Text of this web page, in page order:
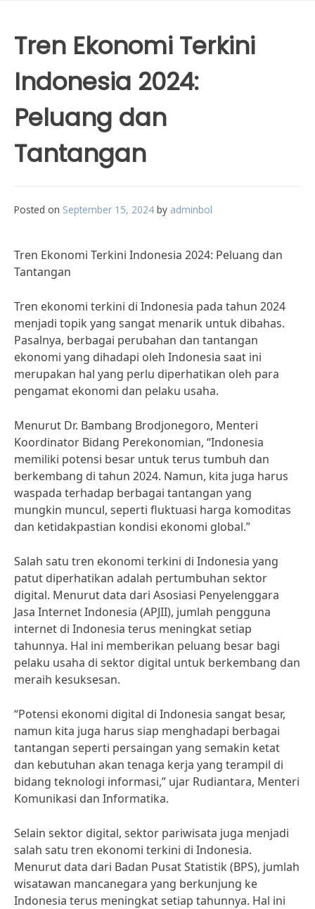
Tren Ekonomi Terkini
Indonesia 2024:
Peluang dan
Tantangan
Posted on September 15, 2024 by adminbol
Tren Ekonomi Terkini Indonesia 2024: Peluang dan
Tantangan
Tren ekonomi terkini di Indonesia pada tahun 2024
menjadi topik yang sangat menarik untuk dibahas.
Pasalnya, berbagai perubahan dan tantangan
ekonomi yang dihadapi oleh Indonesia saat ini
merupakan hal yang perlu diperhatikan oleh para
pengamat ekonomi dan pelaku usaha.
Menurut Dr. Bambang Brodjonegoro, Menteri
Koordinator Bidang Perekonomian, “Indonesia
memiliki potensi besar untuk terus tumbuh dan
berkembang di tahun 2024. Namun, kita juga harus
waspada terhadap berbagai tantangan yang
mungkin muncul, seperti fluktuasi harga komoditas
dan ketidakpastian kondisi ekonomi global.”
Salah satu tren ekonomi terkini di Indonesia yang
patut diperhatikan adalah pertumbuhan sektor
digital. Menurut data dari Asosiasi Penyelenggara
Jasa Internet Indonesia (APJII), jumlah pengguna
internet di Indonesia terus meningkat setiap
tahunnya. Hal ini memberikan peluang besar bagi
pelaku usaha di sektor digital untuk berkembang dan
meraih kesuksesan.
“Potensi ekonomi digital di Indonesia sangat besar,
namun kita juga harus siap menghadapi berbagai
tantangan seperti persaingan yang semakin ketat
dan kebutuhan akan tenaga kerja yang terampil di
bidang teknologi informasi,” ujar Rudiantara, Menteri
Komunikasi dan Informatika.
Selain sektor digital, sektor pariwisata juga menjadi
salah satu tren ekonomi terkini di Indonesia.
Menurut data dari Badan Pusat Statistik (BPS), jumlah
wisatawan mancanegara yang berkunjung ke
Indonesia terus meningkat setiap tahunnya. Hal ini